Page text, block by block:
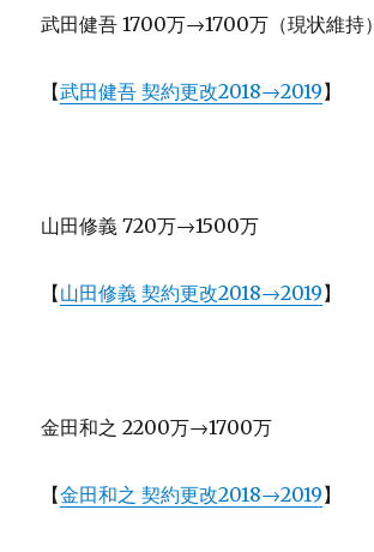
武田健吾 1700万→1700万（現状維持）
【武田健吾 契約更改2018→2019】
山田修義 720万→1500万
【山田修義 契約更改2018→2019】
金田和之 2200万→1700万
【金田和之 契約更改2018→2019】